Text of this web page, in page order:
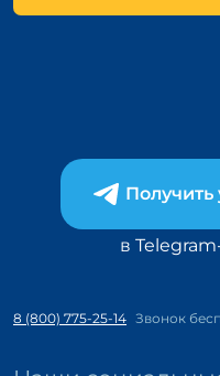
в
8 (800) 775-25-14 Звонок